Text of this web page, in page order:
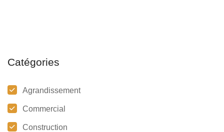
Catégories
Agrandissement
Commercial
Construction